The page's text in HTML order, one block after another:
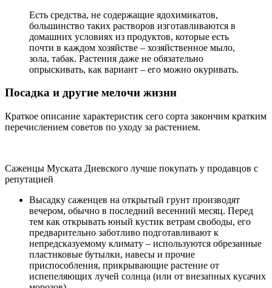
Есть средства, не содержащие ядохимикатов,
большинство таких растворов изготавливаются в
домашних условиях из продуктов, которые есть
почти в каждом хозяйстве – хозяйственное мыло,
зола, табак. Растения даже не обязательно
опрыскивать, как вариант – его можно окуривать.
Посадка и другие мелочи жизни
Краткое описание характеристик сего сорта закончим кратким
перечислением советов по уходу за растением.
Саженцы Муската Диевского лучше покупать у продавцов с
репутацией
Высадку саженцев на открытый грунт производят
вечером, обычно в последний весенний месяц. Перед
тем как открывать юный кустик ветрам свободы, его
предварительно заботливо подготавливают к
непредсказуемому климату – используются обрезанные
пластиковые бутылки, навесы и прочие
приспособления, прикрывающие растение от
испепеляющих лучей солнца (или от внезапных кусачих